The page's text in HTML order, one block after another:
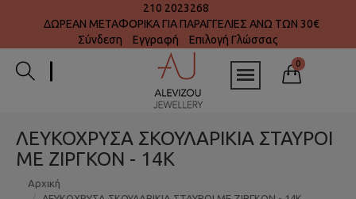
210 2023268
ΔΩΡΕΑΝ ΜΕΤΑΦΟΡΙΚΑ ΓΙΑ ΠΑΡΑΓΓΕΛΙΕΣ ΑΝΩ ΤΩΝ 30€
Σύνδεση
Εγγραφή Επιλογή Γλώσσας
0
ΛΕΥΚΟΧΡΥΣΑ ΣΚΟΥΛΑΡΙΚΙΑ ΣΤΑΥΡΟΙ
ΜΕ ΖΙΡΓΚΟΝ - 14K
Αρχική